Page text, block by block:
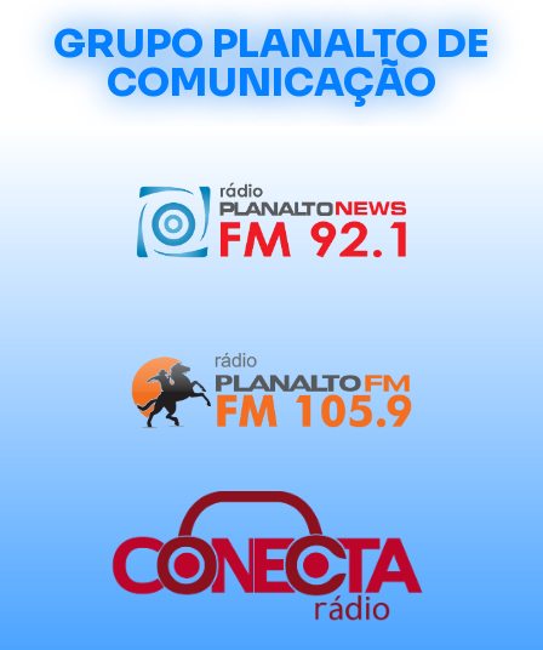
GRUPO PLANALTO DE
COMUNICAÇÃO